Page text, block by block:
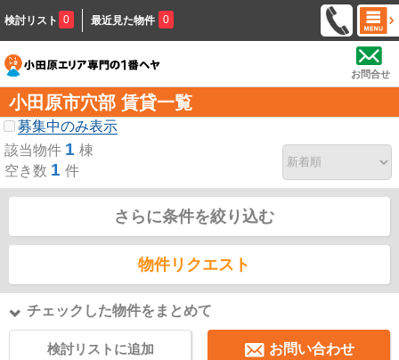
検討リスト 0 最近見た物件 0
お問合せ
小田原市穴部 賃貸一覧
募集中のみ表示
該当物件 1 棟
空き数 1 件
さらに条件を絞り込む
物件リクエスト
チェックした物件をまとめて
検討リストに追加 お問い合わせ